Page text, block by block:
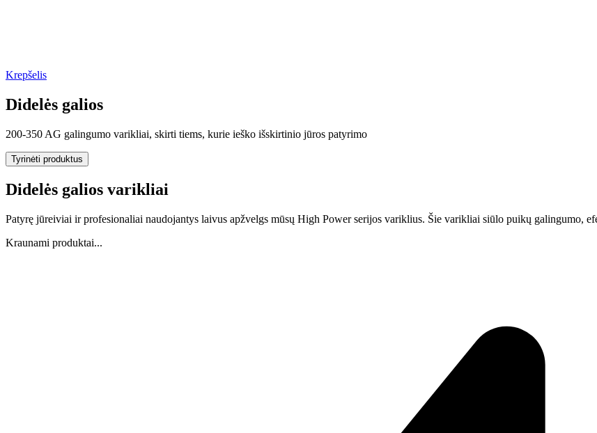
Krepšelis
Didelės galios
200-350 AG galingumo varikliai, skirti tiems, kurie ieško išskirtinio jūros patyrimo
Tyrinėti produktus
Didelės galios varikliai
Patyrę jūreiviai ir profesionaliai naudojantys laivus apžvelgs mūsų High Power serijos variklius. Šie varikliai siūlo puikų galingumo,
Kraunami produktai...